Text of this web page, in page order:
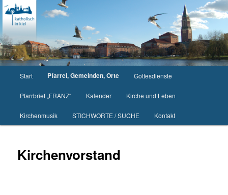
Zum
primären
Inhalt
springen
Start Pfarrei, Gemeinden, Orte Gottesdienste
Pfarrbrief „FRANZ“ Kalender Kirche und Leben
Kirchenmusik STICHWORTE / SUCHE Kontakt
Kirchenvorstand